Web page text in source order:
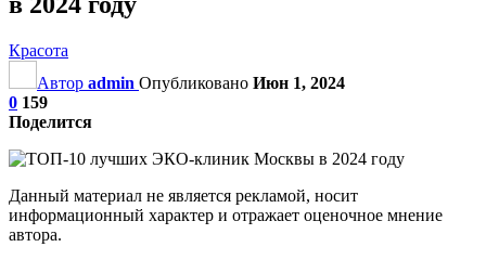
Красота
Автор admin Опубликовано Июн 1, 2024
0 159
Поделится
Данный материал не является рекламой, носит
информационный характер и отражает оценочное мнение
автора.